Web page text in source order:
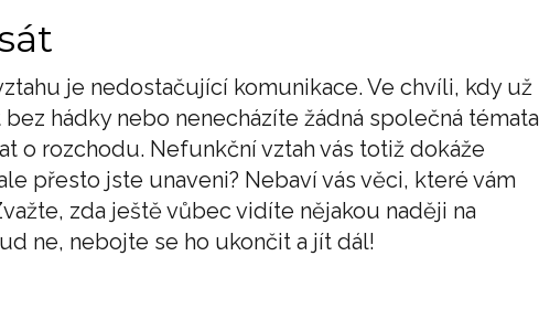
je nedostačující komunikace. Ve chvíli, kdy už
hádky nebo nenecházíte žádná společná témata
o rozchodu. Nefunkční vztah vás totiž dokáže
přesto jste unaveni? Nebaví vás věci, které vám
zda ještě vůbec vidíte nějakou naději na
ne, nebojte se ho ukončit a jít dál!